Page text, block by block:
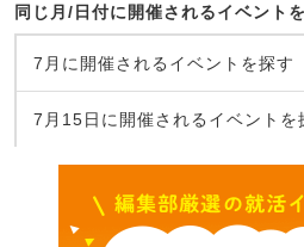
同じ月/日付に開催されるイベント
7月に開催されるイベントを探す
7月15日に開催されるイベントを